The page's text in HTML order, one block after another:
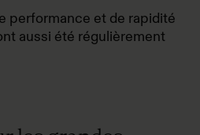
performance et de rapidité
aussi été régulièrement